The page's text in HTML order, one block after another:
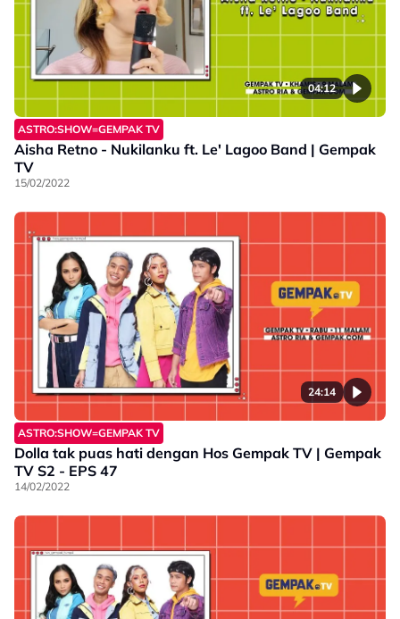
04:12
ASTRO:SHOW=GEMPAK TV
Aisha Retno - Nukilanku ft. Le' Lagoo Band | Gempak
TV
15/02/2022
24:14
ASTRO:SHOW=GEMPAK TV
Dolla tak puas hati dengan Hos Gempak TV | Gempak
TV S2 - EPS 47
14/02/2022